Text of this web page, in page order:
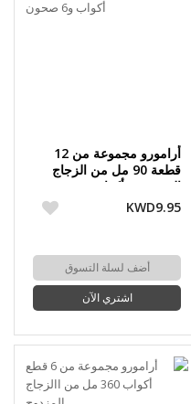
أرامورو مجموعة من 12
قطعة 90 مل من الزجاج
المزدوج 6 أكواب و6 صحون
KWD9.95
أضف لسلة التسوق
اشتري الآن